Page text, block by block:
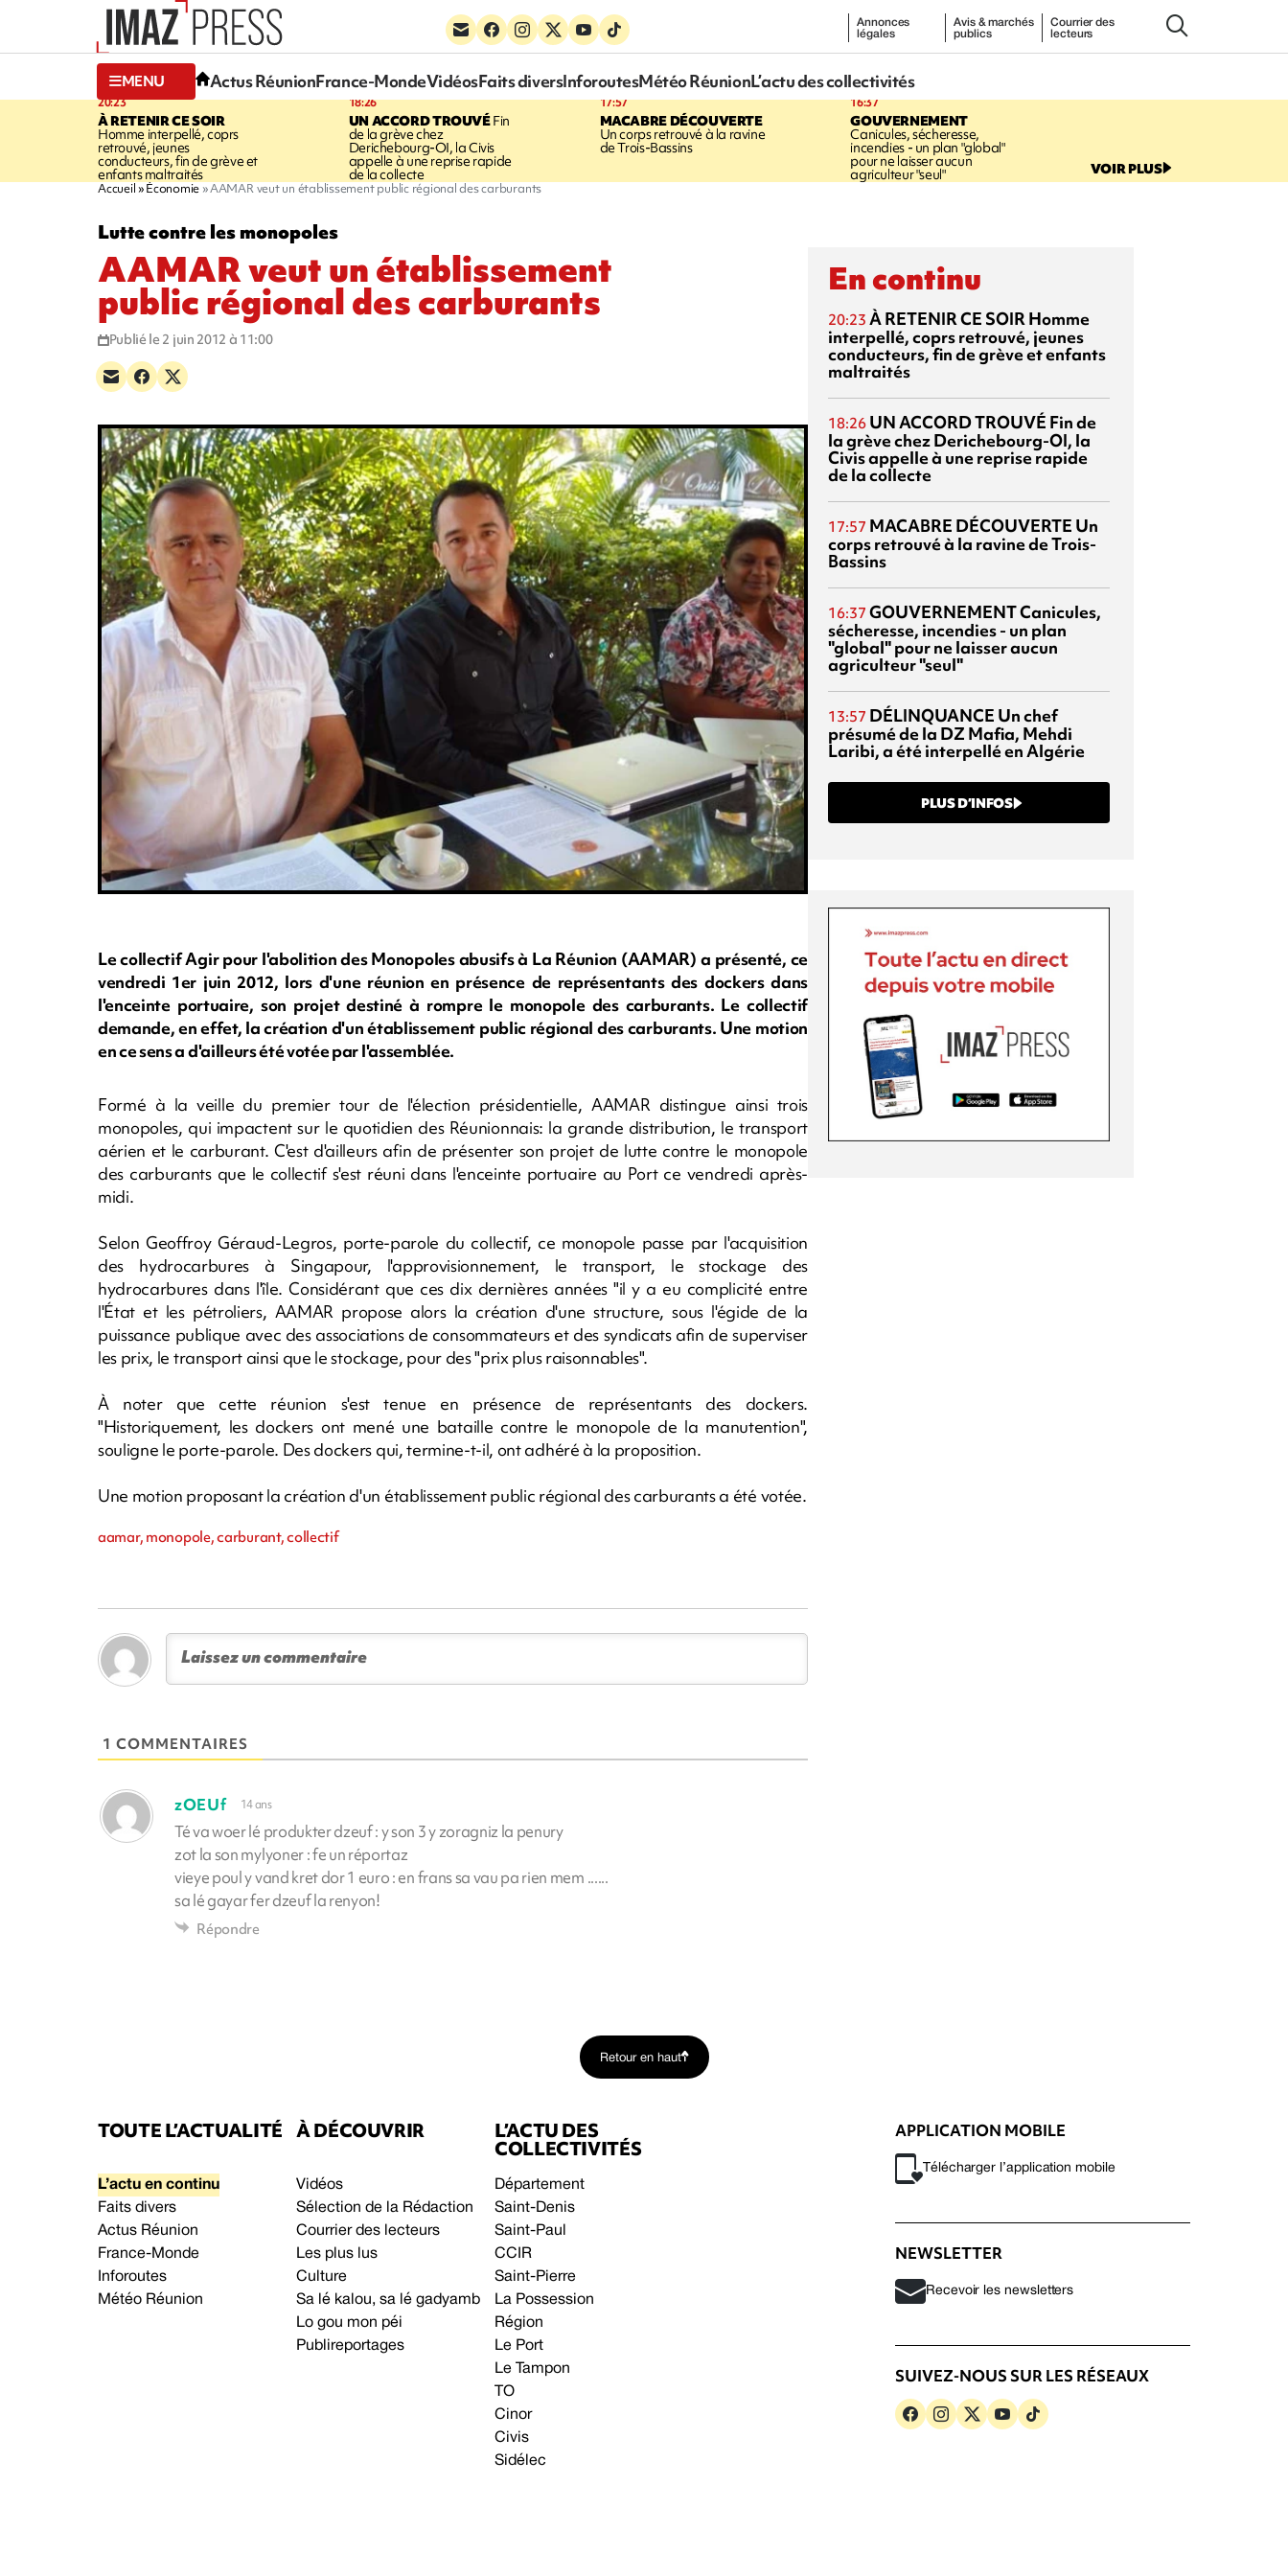
Annonces
légales
Avis & marchés
publics
Courrier des
lecteurs
MENU Actus RéunionFrance-MondeVidéosFaits diversInforoutesMétéo RéunionL’actu des collectivités
20:23
À RETENIR CE SOIR
Homme interpellé, coprs
retrouvé, jeunes
conducteurs, fin de grève et
enfants maltraités
18:26
UN ACCORD TROUVÉFin
de la grève chez
Derichebourg-OI, la Civis
appelle à une reprise rapide
de la collecte
17:57
MACABRE DÉCOUVERTE
Un corps retrouvé à la ravine
de Trois-Bassins
16:37
GOUVERNEMENT
Canicules, sécheresse,
incendies - un plan "global"
pour ne laisser aucun
agriculteur "seul" VOIR PLUS
Accueil Économie AAMAR veut un établissement public régional des carburants
Lutte contre les monopoles
AAMAR veut un établissement
public régional des carburants
Publié le 2 juin 2012 à 11:00
Le collectif Agir pour l'abolition des Monopoles abusifs à La Réunion (AAMAR) a présenté, ce
vendredi 1er juin 2012, lors d'une réunion en présence de représentants des dockers dans
l'enceinte portuaire, son projet destiné à rompre le monopole des carburants. Le collectif
demande, en effet, la création d'un établissement public régional des carburants. Une motion
en ce sens a d'ailleurs été votée par l'assemblée.
Formé à la veille du premier tour de l'élection présidentielle, AAMAR distingue ainsi trois
monopoles, qui impactent sur le quotidien des Réunionnais: la grande distribution, le transport
aérien et le carburant. C'est d'ailleurs afin de présenter son projet de lutte contre le monopole
des carburants que le collectif s'est réuni dans l'enceinte portuaire au Port ce vendredi après-
midi.
Selon Geoffroy Géraud-Legros, porte-parole du collectif, ce monopole passe par l'acquisition
des hydrocarbures à Singapour, l'approvisionnement, le transport, le stockage des
hydrocarbures dans l'île. Considérant que ces dix dernières années "il y a eu complicité entre
l'État et les pétroliers, AAMAR propose alors la création d'une structure, sous l'égide de la
puissance publique avec des associations de consommateurs et des syndicats afin de superviser
les prix, le transport ainsi que le stockage, pour des "prix plus raisonnables".
À noter que cette réunion s'est tenue en présence de représentants des dockers.
"Historiquement, les dockers ont mené une bataille contre le monopole de la manutention",
souligne le porte-parole. Des dockers qui, termine-t-il, ont adhéré à la proposition.
Une motion proposant la création d'un établissement public régional des carburants a été votée.
aamar, monopole, carburant, collectif
1 COMMENTAIRES
zOEUf 14 ans
Té va woer lé produkter dzeuf : y son 3 y zoragniz la penury
zot la son mylyoner : fe un réportaz
vieye poul y vand kret dor 1 euro : en frans sa vau pa rien mem ......
sa lé gayar fer dzeuf la renyon!
Répondre
En continu
20:23 À RETENIR CE SOIR Homme
interpellé, coprs retrouvé, jeunes
conducteurs, fin de grève et enfants
maltraités
18:26 UN ACCORD TROUVÉ Fin de
la grève chez Derichebourg-OI, la
Civis appelle à une reprise rapide
de la collecte
17:57 MACABRE DÉCOUVERTE Un
corps retrouvé à la ravine de Trois-
Bassins
16:37 GOUVERNEMENTCanicules,
sécheresse, incendies - un plan
"global" pour ne laisser aucun
agriculteur "seul"
13:57 DÉLINQUANCE Un chef
présumé de la DZ Mafia, Mehdi
Laribi, a été interpellé en Algérie
PLUS D’INFOS
Retour en haut
TOUTE L’ACTUALITÉ
L’actu en continu
Faits divers
Actus Réunion
France-Monde
Inforoutes
Météo Réunion
À DÉCOUVRIR
Vidéos
Sélection de la Rédaction
Courrier des lecteurs
Les plus lus
Culture
Sa lé kalou, sa lé gadyamb
Lo gou mon péi
Publireportages
L’ACTU DES
COLLECTIVITÉS
Département
Saint-Denis
Saint-Paul
CCIR
Saint-Pierre
La Possession
Région
Le Port
Le Tampon
TO
Cinor
Civis
Sidélec
APPLICATION MOBILE
Télécharger l’application mobile
NEWSLETTER
Recevoir les newsletters
SUIVEZ-NOUS SUR LES RÉSEAUX